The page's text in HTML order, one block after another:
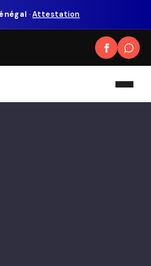
·Attestation